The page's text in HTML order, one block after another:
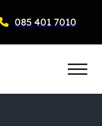
085 401 7010